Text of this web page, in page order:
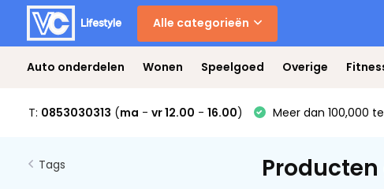
Alle categorieën
Auto onderdelen Wonen Speelgoed Overige
T: 0853030313 (ma - vr 12.00 - 16.00) Meer dan 100,000
Tags
Producten